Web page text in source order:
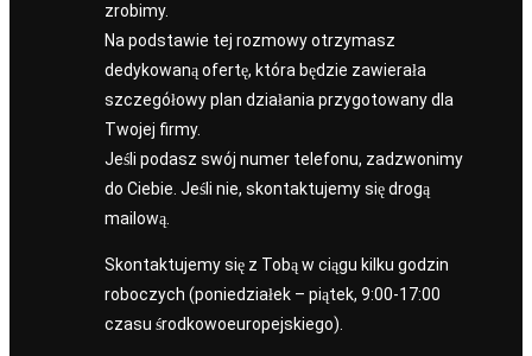
zrobimy.
Na podstawie tej rozmowy otrzymasz
dedykowaną ofertę, która będzie zawierała
szczegółowy plan działania przygotowany dla
Twojej firmy.
Jeśli podasz swój numer telefonu, zadzwonimy
do Ciebie. Jeśli nie, skontaktujemy się drogą
mailową.
Skontaktujemy się z Tobą w ciągu kilku godzin
roboczych (poniedziałek – piątek, 9:00-17:00
czasu środkowoeuropejskiego).